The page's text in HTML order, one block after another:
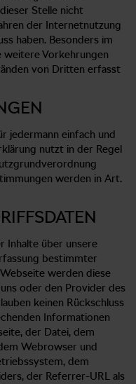
Stelle nicht
der Internetnutzung
haben. Besonders im
weitere Vorkehrungen
von Dritten erfasst
jedermann einfach und
nutzt in der Regel
werden in Art.
Inhalte über unsere
bestimmter
werden diese
oder den Provider des
keinen Rückschluss
Informationen
der Datei, dem
Webrowser und
dem
der Referrer-URL als